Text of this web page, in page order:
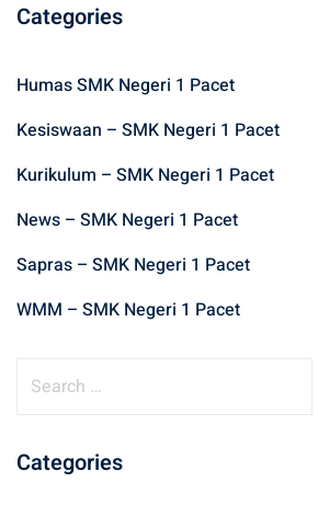
Categories
Humas SMK Negeri 1 Pacet
Kesiswaan – SMK Negeri 1 Pacet
Kurikulum – SMK Negeri 1 Pacet
News – SMK Negeri 1 Pacet
Sapras – SMK Negeri 1 Pacet
WMM – SMK Negeri 1 Pacet
rCategories